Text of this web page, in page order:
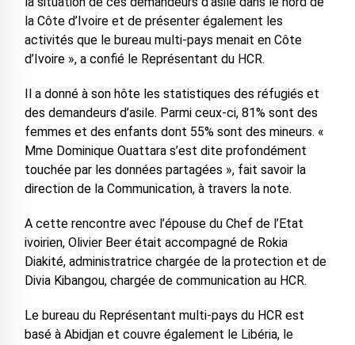
la Côte d’Ivoire et de présenter également les
activités que le bureau multi-pays menait en Côte
d’Ivoire », a confié le Représentant du HCR.
Il a donné à son hôte les statistiques des réfugiés et
des demandeurs d’asile. Parmi ceux-ci, 81% sont des
femmes et des enfants dont 55% sont des mineurs. «
Mme Dominique Ouattara s’est dite profondément
touchée par les données partagées », fait savoir la
direction de la Communication, à travers la note.
A cette rencontre avec l’épouse du Chef de l’Etat
ivoirien, Olivier Beer était accompagné de Rokia
Diakité, administratrice chargée de la protection et de
Divia Kibangou, chargée de communication au HCR.
Le bureau du Représentant multi-pays du HCR est
basé à Abidjan et couvre également le Libéria, le